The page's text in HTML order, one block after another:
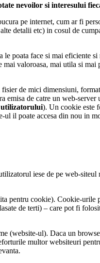
nevoilor si interesului
pe internet, cum ar fi
detalii etc) in cosul de
poata face si mai eficiente si
valoroasa, mai utila si mai
de mici dimensiuni,
emisa de catre un web-
utilizatorului). Un cookie este
il poate accesa din nou in
iese de pe web-siteul
pentru cookie). Cookie-urile
de terti) – care pot fi
(website-ul). Daca un
multor websiteuri